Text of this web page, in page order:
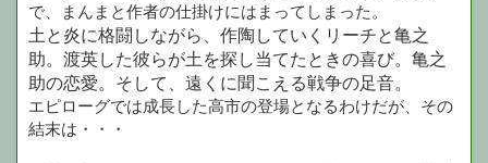
で、まんまと作者の仕掛けにはまってしまった。
土と炎に格闘しながら、作陶していくリーチと亀之
助。渡英した彼らが土を探し当てたときの喜び。亀之
助の恋愛。そして、遠くに聞こえる戦争の足音。
エピローグでは成長した高市の登場となるわけだが、その
結末は・・・